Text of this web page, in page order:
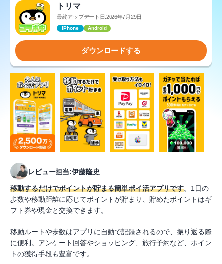
サッカーアプリ
バスケアプリ
登山アプリ
釣りアプリ
キャンプアプリ
星座・天体観測アプリ
モーターボートゲームアプリ
スキー・スノーボードゲームアプリ
トリマ
最終アップデート日:2026年7月29日
iPhone Android
ダウンロードする
レビュー担当:伊藤隆史
移動するだけでポイントが貯まる簡単ポイ活アプリです。1日の
歩数や移動距離に応じてポイントが貯まり、貯めたポイントはギ
フト券や現金と交換できます。
移動ルートや歩数はアプリに自動で記録されるので、振り返る際
に便利。アンケート回答やショッピング、旅行予約など、ポイン
トの獲得手段も豊富です。